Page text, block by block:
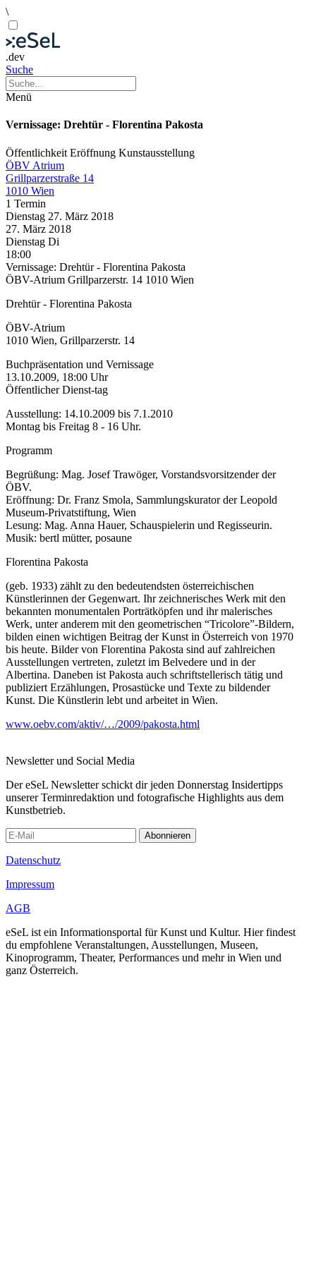
\
.dev
Suche
Menü
Vernissage: Drehtür - Florentina Pakosta
Öffentlichkeit Eröffnung Kunstausstellung
ÖBV Atrium
Grillparzerstraße 14
1010 Wien
1 Termin
Dienstag 27. März 2018
27. März 2018
Dienstag Di
18:00
Vernissage: Drehtür - Florentina Pakosta
ÖBV-Atrium Grillparzerstr. 14 1010 Wien
Drehtür - Florentina Pakosta
ÖBV-Atrium
1010 Wien, Grillparzerstr. 14
Buchpräsentation und Vernissage
13.10.2009, 18:00 Uhr
Öffentlicher Dienst-tag
Ausstellung: 14.10.2009 bis 7.1.2010
Montag bis Freitag 8 - 16 Uhr.
Programm
Begrüßung: Mag. Josef Trawöger, Vorstandsvorsitzender der
ÖBV.
Eröffnung: Dr. Franz Smola, Sammlungskurator der Leopold
Museum-Privatstiftung, Wien
Lesung: Mag. Anna Hauer, Schauspielerin und Regisseurin.
Musik: bertl mütter, posaune
Florentina Pakosta
(geb. 1933) zählt zu den bedeutendsten österreichischen
Künstlerinnen der Gegenwart. Ihr zeichnerisches Werk mit den
bekannten monumentalen Porträtköpfen und ihr malerisches
Werk, unter anderem mit den geometrischen “Tricolore”-Bildern,
bilden einen wichtigen Beitrag der Kunst in Österreich von 1970
bis heute. Bilder von Florentina Pakosta sind auf zahlreichen
Ausstellungen vertreten, zuletzt im Belvedere und in der
Albertina. Daneben ist Pakosta auch schriftstellerisch tätig und
publiziert Erzählungen, Prosastücke und Texte zu bildender
Kunst. Die Künstlerin lebt und arbeitet in Wien.
www.oebv.com/aktiv/…/2009/pakosta.html
Newsletter und Social Media
Der eSeL Newsletter schickt dir jeden Donnerstag Insidertipps
unserer Terminredaktion und fotografische Highlights aus dem
Kunstbetrieb.
Abonnieren
Datenschutz
Impressum
AGB
eSeL ist ein Informationsportal für Kunst und Kultur. Hier findest
du empfohlene Veranstaltungen, Ausstellungen, Museen,
Kinoprogramm, Theater, Performances und mehr in Wien und
ganz Österreich.